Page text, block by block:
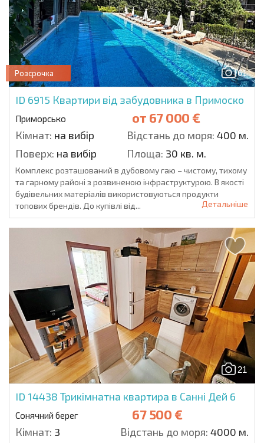
61
Розсрочка
ID 6915 Квартири від забудовника в Примоско
Приморсько от 67 000 €
Кімнат: на вибір Відстань до моря: 400 м.
Поверх: на вибір Площа: 30 кв. м.
Комплекс розташований в дубовому гаю – чистому, тихому
та гарному районі з розвиненою інфраструктурою. В якості
будівельних матеріалів використовуються продукти
топових брендів. До купівлі від...
Детальніше
21
ID 14438 Трикімнатна квартира в Санні Дей 6
Сонячний берег 67 500 €
Кімнат: 3 Відстань до моря: 4000 м.